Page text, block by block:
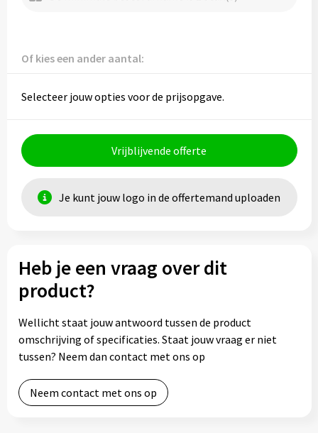
Of kies een ander aantal:
Selecteer jouw opties voor de prijsopgave.
Vrijblijvende offerte
Je kunt jouw logo in de offertemand uploaden
Heb je een vraag over dit
product?
Wellicht staat jouw antwoord tussen de product
omschrijving of specificaties. Staat jouw vraag er niet
tussen? Neem dan contact met ons op
Neem contact met ons op